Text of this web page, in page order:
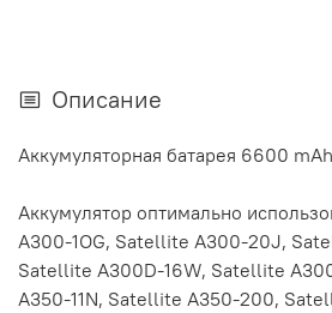
Описание
Аккумуляторная батарея 6600
Аккумулятор оптимально
A300-1OG, Satellite A300-20J,
Satellite A300D-16W, Satellite
A350-11N, Satellite A350-200,